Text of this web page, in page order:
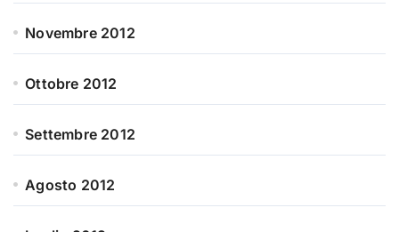
Novembre 2012
Ottobre 2012
Settembre 2012
Agosto 2012